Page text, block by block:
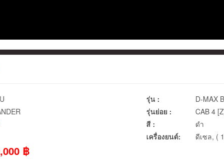
รุ่น :
D-MAX
รุ่นย่อย :
CAB 4
สี :
ดำ
เครื่องยนต์:
ดีเซล, (
฿